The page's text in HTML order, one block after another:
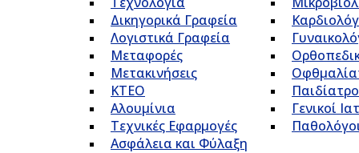
Δικηγορικά Γραφεία
Λογιστικά Γραφεία
Μεταφορές
Μετακινήσεις
ΚΤΕΟ
Αλουμίνια
Τεχνικές Εφαρμογές
Ασφάλεια και Φύλαξη
Γενικοί